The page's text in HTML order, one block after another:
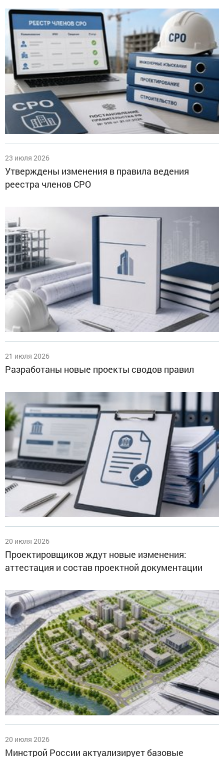
23 июля 2026
Утверждены изменения в правила ведения
реестра членов СРО
21 июля 2026
Разработаны новые проекты сводов правил
20 июля 2026
Проектировщиков ждут новые изменения:
аттестация и состав проектной документации
20 июля 2026
Минстрой России актуализирует базовые